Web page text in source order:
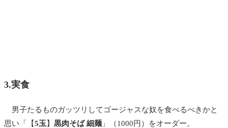
3.実食
男子たるものガッツリしてゴージャスな奴を食べるべきかと
思い「【5玉 】 黒肉そば 細麺 」（1000円）をオーダー。